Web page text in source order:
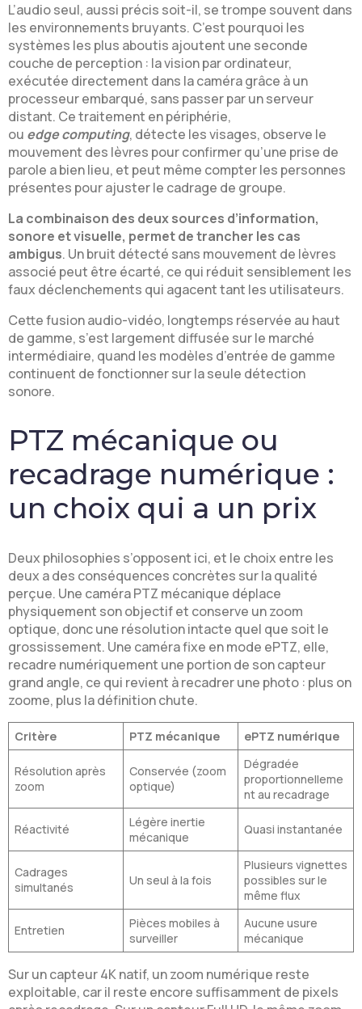
L’audio seul, aussi précis soit-il, se trompe souvent dans
les environnements bruyants. C’est pourquoi les
systèmes les plus aboutis ajoutent une seconde
couche de perception : la vision par ordinateur,
exécutée directement dans la caméra grâce à un
processeur embarqué, sans passer par un serveur
distant. Ce traitement en périphérie,
ou edge computing, détecte les visages, observe le
mouvement des lèvres pour confirmer qu’une prise de
parole a bien lieu, et peut même compter les personnes
présentes pour ajuster le cadrage de groupe.
La combinaison des deux sources d’information,
sonore et visuelle, permet de trancher les cas
ambigus. Un bruit détecté sans mouvement de lèvres
associé peut être écarté, ce qui réduit sensiblement les
faux déclenchements qui agacent tant les utilisateurs.
Cette fusion audio-vidéo, longtemps réservée au haut
de gamme, s’est largement diffusée sur le marché
intermédiaire, quand les modèles d’entrée de gamme
continuent de fonctionner sur la seule détection
sonore.
PTZ mécanique ou
recadrage numérique :
un choix qui a un prix
Deux philosophies s’opposent ici, et le choix entre les
deux a des conséquences concrètes sur la qualité
perçue. Une caméra PTZ mécanique déplace
physiquement son objectif et conserve un zoom
optique, donc une résolution intacte quel que soit le
grossissement. Une caméra fixe en mode ePTZ, elle,
recadre numériquement une portion de son capteur
grand angle, ce qui revient à recadrer une photo : plus on
zoome, plus la définition chute.
Critère PTZ mécanique ePTZ numérique
Résolution après
zoom
Conservée (zoom
optique)
Dégradée
proportionnelleme
nt au recadrage
Réactivité
Légère inertie
mécanique
Quasi instantanée
Cadrages
simultanés
Un seul à la fois
Plusieurs vignettes
possibles sur le
même flux
Entretien
Pièces mobiles à
surveiller
Aucune usure
mécanique
Sur un capteur 4K natif, un zoom numérique reste
exploitable, car il reste encore suffisamment de pixels